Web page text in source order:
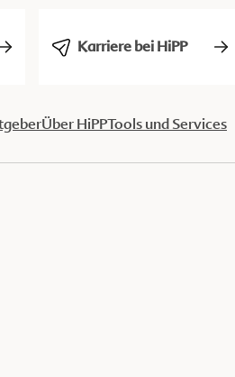
Karriere bei HiPP
Über HiPPTools und Services